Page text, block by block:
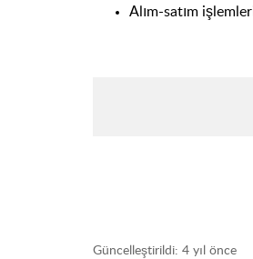
Alım-satım
Güncelleştirildi: 4 yıl önce